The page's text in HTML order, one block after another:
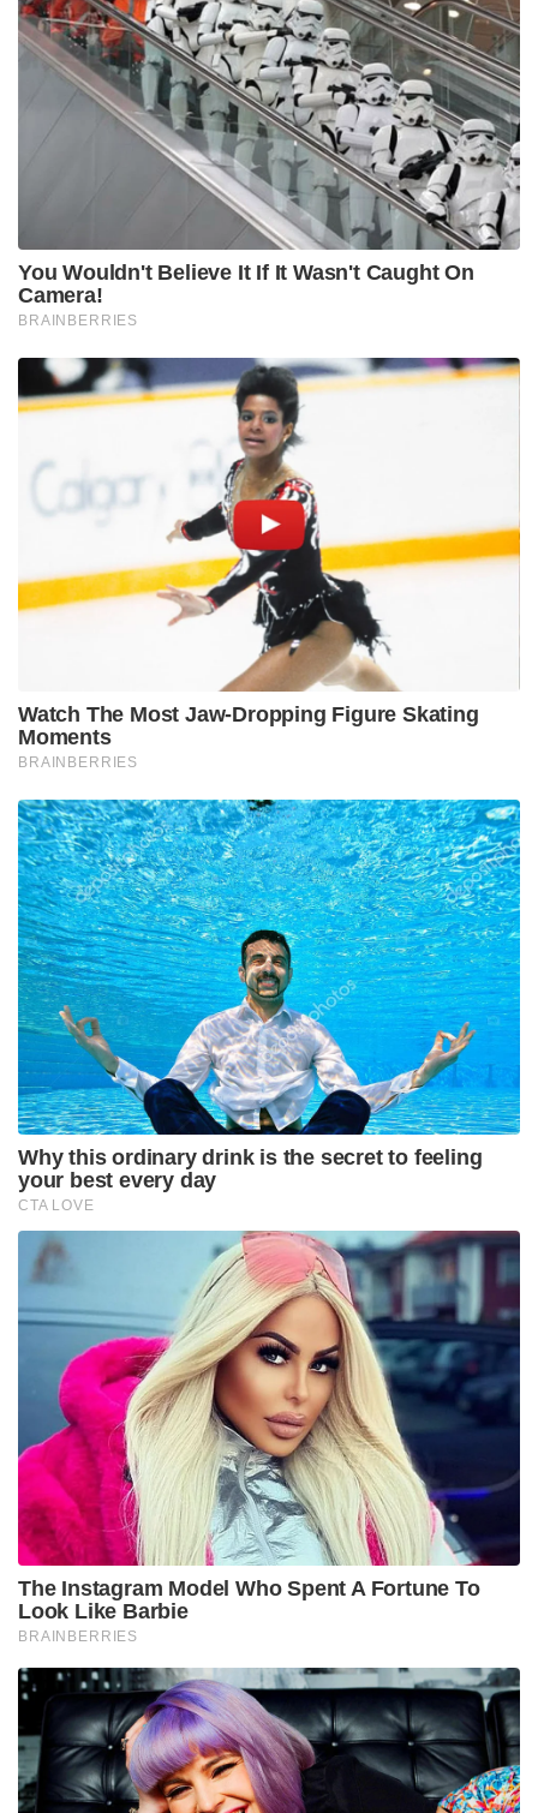
You Wouldn't Believe It If It Wasn't Caught On
Camera!
BRAINBERRIES
Watch The Most Jaw‑Dropping Figure Skating
Moments
BRAINBERRIES
Why this ordinary drink is the secret to feeling
your best every day
CTA LOVE
The Instagram Model Who Spent A Fortune To
Look Like Barbie
BRAINBERRIES